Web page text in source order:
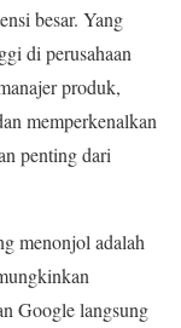
besar. Yang
di perusahaan
produk,
memperkenalkan
penting dari
menonjol adalah
Google langsung